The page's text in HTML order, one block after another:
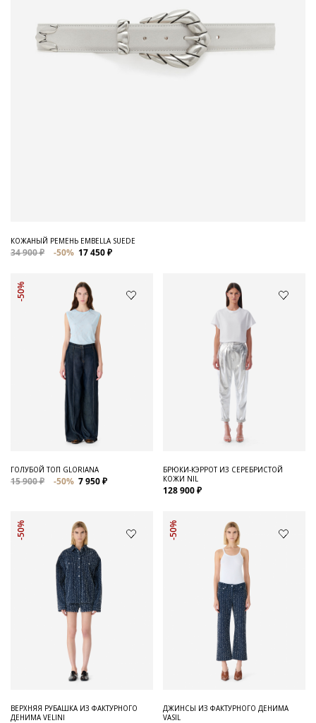
КОЖАНЫЙ РЕМЕНЬ EMBELLA SUEDE
34 900 ₽ -50% 17 450 ₽
-50%
ГОЛУБОЙ ТОП GLORIANA
15 900 ₽ -50% 7 950 ₽
БРЮКИ-КЭРРОТ ИЗ СЕРЕБРИСТОЙ
КОЖИ NIL
128 900 ₽
-50%
ВЕРХНЯЯ РУБАШКА ИЗ ФАКТУРНОГО
ДЕНИМА VELINI
-50%
ДЖИНСЫ ИЗ ФАКТУРНОГО ДЕНИМА
VASIL